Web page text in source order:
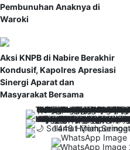
Pembunuhan Anaknya di
Waroki
Aksi KNPB di Nabire Berakhir
Kondusif, Kapolres Apresiasi
Sinergi Aparat dan
Masyarakat Bersama